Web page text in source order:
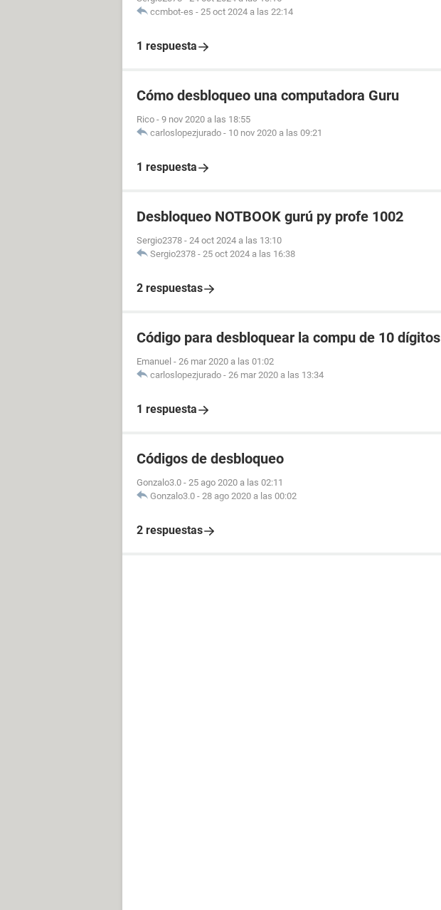
ccmbot-es - 25 oct 2024 a las 22:14
1 respuesta
Cómo desbloqueo una computadora Guru
Rico - 9 nov 2020 a las 18:55
carloslopezjurado - 10 nov 2020 a las 09:21
1 respuesta
Desbloqueo NOTBOOK gurú py profe 1002
Sergio2378 - 24 oct 2024 a las 13:10
Sergio2378 - 25 oct 2024 a las 16:38
2 respuestas
Código para desbloquear la compu de 10 dígitos
Emanuel - 26 mar 2020 a las 01:02
carloslopezjurado - 26 mar 2020 a las 13:34
1 respuesta
Códigos de desbloqueo
Gonzalo3.0 - 25 ago 2020 a las 02:11
Gonzalo3.0 - 28 ago 2020 a las 00:02
2 respuestas